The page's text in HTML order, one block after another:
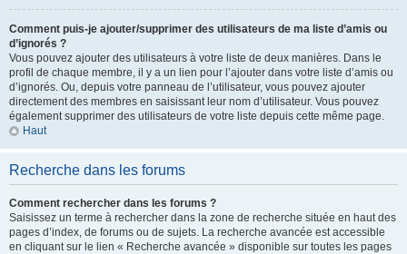
Comment puis-je ajouter/supprimer des utilisateurs de ma liste d’amis ou
d’ignorés ?
Vous pouvez ajouter des utilisateurs à votre liste de deux manières. Dans le
profil de chaque membre, il y a un lien pour l’ajouter dans votre liste d’amis ou
d’ignorés. Ou, depuis votre panneau de l’utilisateur, vous pouvez ajouter
directement des membres en saisissant leur nom d’utilisateur. Vous pouvez
également supprimer des utilisateurs de votre liste depuis cette même page.
Haut
Recherche dans les forums
Comment rechercher dans les forums ?
Saisissez un terme à rechercher dans la zone de recherche située en haut des
pages d’index, de forums ou de sujets. La recherche avancée est accessible
en cliquant sur le lien « Recherche avancée » disponible sur toutes les pages